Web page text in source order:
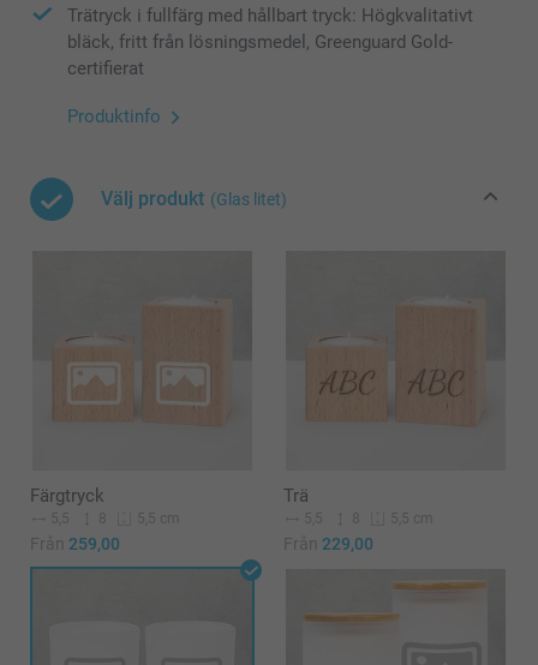
Trätryck i fullfärg med hållbart tryck: Högkvalitativt
bläck, fritt från lösningsmedel, Greenguard Gold-
certifierat
Produktinfo
Välj produkt (Glas litet)
Färgtryck
5,5 8 5,5 cm
Från 259,00
Trä
5,5 8 5,5 cm
Från 229,00